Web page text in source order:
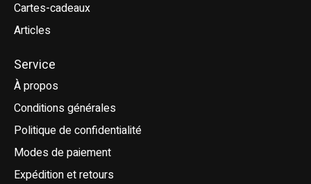
Cartes-cadeaux
Articles
Service
À propos
Conditions générales
Politique de confidentialité
Modes de paiement
Expédition et retours